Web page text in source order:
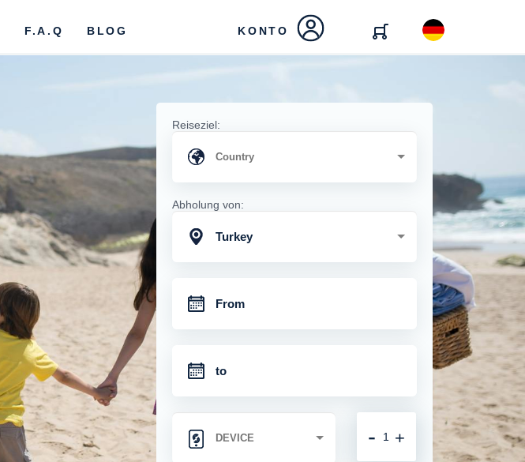
F.A.Q BLOG KONTO
Reiseziel:
Abholung von:
Turkey
+
-